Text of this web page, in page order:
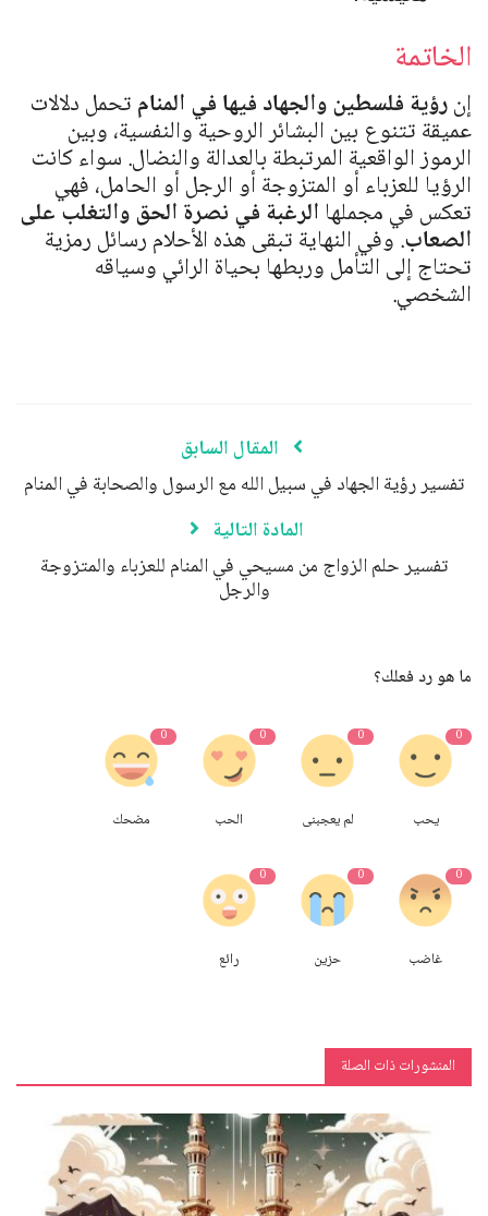
الخاتمة
إنرؤية فلسطين والجهاد فيها في المنامتحمل دلالات
عميقة تتنوع بين البشائر الروحية والنفسية، وبين
الرموز الواقعية المرتبطة بالعدالة والنضال. سواء كانت
الرؤيا للعزباء أو المتزوجة أو الرجل أو الحامل، فهي
تعكس في مجملهاالرغبة في نصرة الحق والتغلب على
الصعاب. وفي النهاية تبقى هذه الأحلام رسائل رمزية
تحتاج إلى التأمل وربطها بحياة الرائي وسياقه
الشخصي.
المقال السابق
تفسير رؤية الجهاد في سبيل الله مع الرسول والصحابة في المنام
المادة التالية
تفسير حلم الزواج من مسيحي في المنام للعزباء والمتزوجة
والرجل
ما هو رد فعلك؟
0
يحب
0
لم يعجبنى
0
الحب
0
مضحك
0
غاضب
0
حزين
0
رائع
المنشورات ذات الصلة